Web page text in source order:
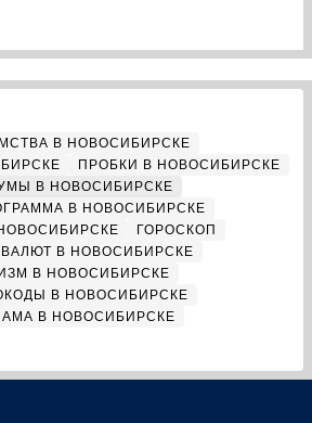
В НОВОСИБИРСКЕ
ПРОБКИ В НОВОСИБИРСКЕ
В НОВОСИБИРСКЕ
В НОВОСИБИРСКЕ
ГОРОСКОП
В НОВОСИБИРСКЕ
В НОВОСИБИРСКЕ
В НОВОСИБИРСКЕ
В НОВОСИБИРСКЕ